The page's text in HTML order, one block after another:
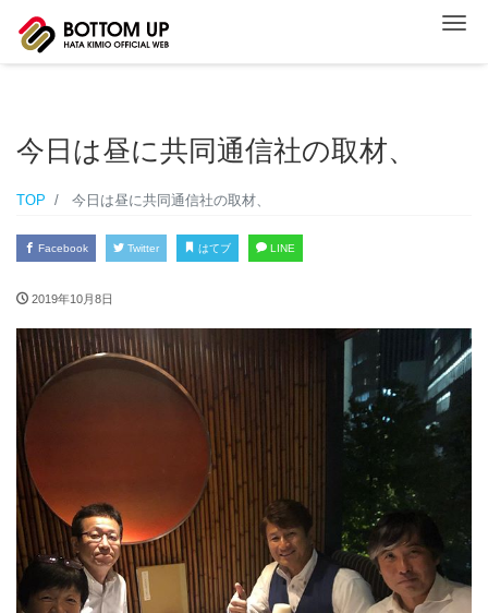
ナ
今日は昼に共同通信社の取材、
TOP 今日は昼に共同通信社の取材、
Facebook Twitter はてブ LINE
2019年10月8日